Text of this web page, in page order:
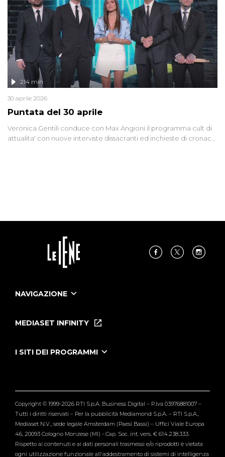
lontano.
Puntata del 30 aprile
214 min
30 aprile 2026
Veronica Gentili conduce con Max Angioni il programma cult di
attualita' con nuove interviste dissacranti ed inchieste di cronaca
NAVIGAZIONE
Le Iene Presentano Inside
Tutti i servizi
MEDIASET INFINITY
I SITI DEI PROGRAMMI
Verissimo
Copyright © 1999-2026 RTI S.p.A. Business Digital – P.Iva 03976881007 –
Tutti i diritti riservati – Per la pubblicità Mediamond S.p.A. – RTI S.p.A.,
Mediaset N.V., sede legale Amsterdam (Paesi Bassi) – Uffici Viale Europa
46, 20093 Cologno Monzese (MI) - Cap. Soc. int. vers. € 614.238.333.
Rispetto ai contenuti e ai dati personali trasmessi e/o riprodotti è vietata
ogni utilizzazione funzionale all'addestramento di sistemi di intelligenza